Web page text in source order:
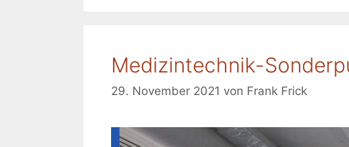
Medizintechnik-
29. November 2021 von Frank Frick